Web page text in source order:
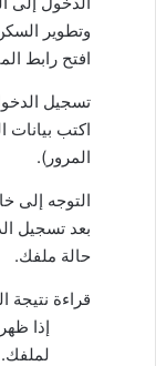
وتطوير
افتح رابط
تسجيل
اكتب
المرور).
التوجه إلى
بعد تسجيل
حالة ملفك.
قراءة نتيجة
إذا
لملفك.